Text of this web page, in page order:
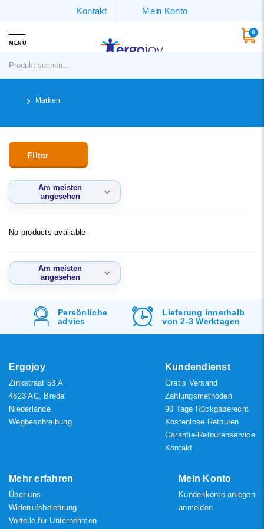
Kontakt Mein Konto
MENU
0
Marken
Filter
Am meisten
angesehen
Niedrigster Preis
Höchster Preis
No products available
Am meisten
angesehen
angesehen
Neueste Produkte
Höchster Preis
Persönliche
advies
Lieferung innerhalb
von 2-3 Werktagen
Ergojoy
Zinkstraat 53 A
4823 AC, Breda
Niederlande
Wegbeschreibung
Kundendienst
Gratis Versand
Zahlungsmethoden
90 Tage Rückgaberecht
Kostenlose Retouren
Garantie-Retourenservice
Kontakt
Mehr erfahren
Über uns
Widerrufsbelehrung
Vorteile für Unternehmen
Mein Konto
Kundenkonto anlegen
anmelden